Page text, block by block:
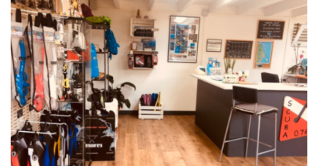
Modificar cookies
Tècniques i funcionals
Sempre activades
Aquest lloc web utilitza cookies pròpies per recopilar
informació amb la finalitat de millorar els nostres serveis.
Si continua navegant, suposa l'acceptació de la instal·lació
de les mateixes. L'usuari té la possibilitat de configurar el
navegador podent, si així ho desitja, impedir que siguin
instal·lades al disc dur, encara que haurà de tenir en
compte que aquesta acció podrà ocasionar dificultats de
navegació de la pàgina web.